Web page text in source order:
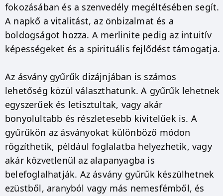
fokozásában és a szenvedély megéltésében segít.
A napkő a vitalitást, az önbizalmat és a
boldogságot hozza. A merlinite pedig az intuitív
képességeket és a spirituális fejlődést támogatja.
Az ásvány gyűrűk dizájnjában is számos
lehetőség közül választhatunk. A gyűrűk lehetnek
egyszerűek és letisztultak, vagy akár
bonyolultabb és részletesebb kivitelűek is. A
gyűrűkön az ásványokat különböző módon
rögzíthetik, például foglalatba helyezhetik, vagy
akár közvetlenül az alapanyagba is
belefoglalhatják. Az ásvány gyűrűk készülhetnek
ezüstből, aranyból vagy más nemesfémből, és